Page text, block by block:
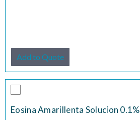
Add to Quote
Eosina Amarillenta Solucion 0.1%